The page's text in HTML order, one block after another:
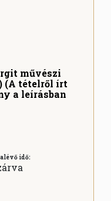
művészi
(A tételről írt
a leírásban
idő: